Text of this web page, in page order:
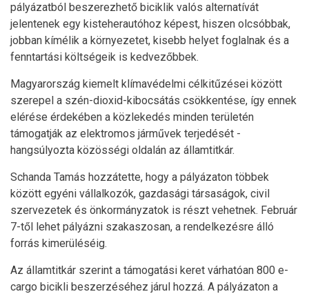
pályázatból beszerezhető biciklik valós alternatívát
jelentenek egy kisteherautóhoz képest, hiszen olcsóbbak,
jobban kímélik a környezetet, kisebb helyet foglalnak és a
fenntartási költségeik is kedvezőbbek.
Magyarország kiemelt klímavédelmi célkitűzései között
szerepel a szén-dioxid-kibocsátás csökkentése, így ennek
elérése érdekében a közlekedés minden területén
támogatják az elektromos járművek terjedését -
hangsúlyozta közösségi oldalán az államtitkár.
Schanda Tamás hozzátette, hogy a pályázaton többek
között egyéni vállalkozók, gazdasági társaságok, civil
szervezetek és önkormányzatok is részt vehetnek. Február
7-től lehet pályázni szakaszosan, a rendelkezésre álló
forrás kimerüléséig.
Az államtitkár szerint a támogatási keret várhatóan 800 e-
cargo bicikli beszerzéséhez járul hozzá. A pályázaton a